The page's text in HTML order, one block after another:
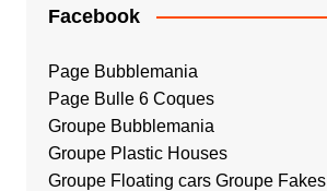
Facebook
Page Bubblemania
Page Bulle 6 Coques
Groupe Bubblemania
Groupe Plastic Houses
Groupe Floating cars Groupe Fakes